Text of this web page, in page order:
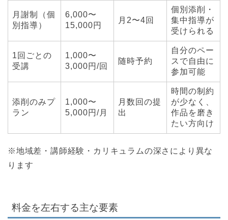
月謝制（個
別指導）
6,000〜
15,000円
月2〜4回
個別添削・
集中指導が
受けられる
1回ごとの
受講
1,000〜
3,000円/回
随時予約
自分のペー
スで自由に
参加可能
添削のみプ
ラン
1,000〜
5,000円/月
月数回の提
出
時間の制約
が少なく、
作品を磨き
たい方向け
※地域差・講師経験・カリキュラムの深さにより異な
ります
料金を左右する主な要素